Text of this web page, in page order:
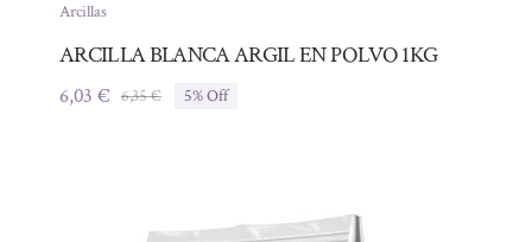
Arcillas
ARCILLA BLANCA ARGIL EN POLVO 1KG
6,35€El
6,03€
El
5% Off